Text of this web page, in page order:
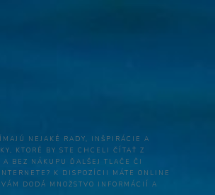
NEJAKÉ RADY, INŠPIRÁCIE A
KTORÉ BY STE CHCELI ČÍTAŤ Z
A BEZ NÁKUPU ĎALŠEJ TLAČE ČI
K DISPOZÍCII MÁTE ONLINE
DODÁ MNOŽSTVO INFORMÁCIÍ A